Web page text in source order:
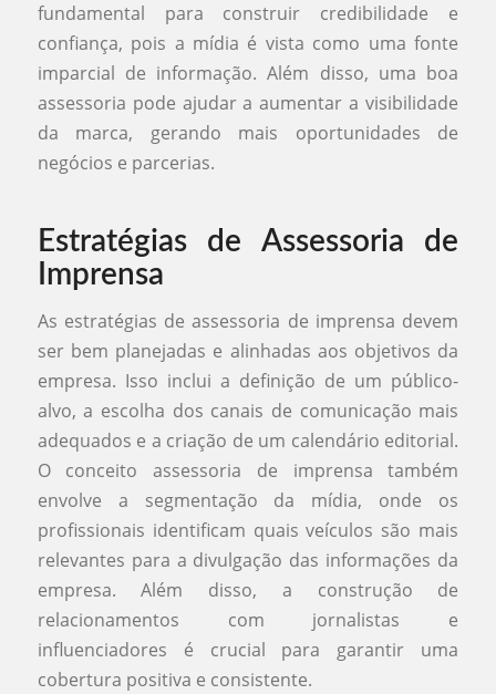
fundamental para construir credibilidade e
confiança, pois a mídia é vista como uma fonte
imparcial de informação. Além disso, uma boa
assessoria pode ajudar a aumentar a visibilidade
da marca, gerando mais oportunidades de
negócios e parcerias.
Estratégias de Assessoria de
Imprensa
As estratégias de assessoria de imprensa devem
ser bem planejadas e alinhadas aos objetivos da
empresa. Isso inclui a definição de um público-
alvo, a escolha dos canais de comunicação mais
adequados e a criação de um calendário editorial.
O conceito assessoria de imprensa também
envolve a segmentação da mídia, onde os
profissionais identificam quais veículos são mais
relevantes para a divulgação das informações da
empresa. Além disso, a construção de
relacionamentos com jornalistas e
influenciadores é crucial para garantir uma
cobertura positiva e consistente.